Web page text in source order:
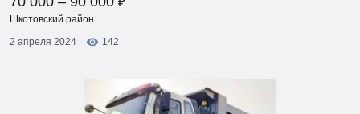
Шкотовский район
2 апреля 2024
142